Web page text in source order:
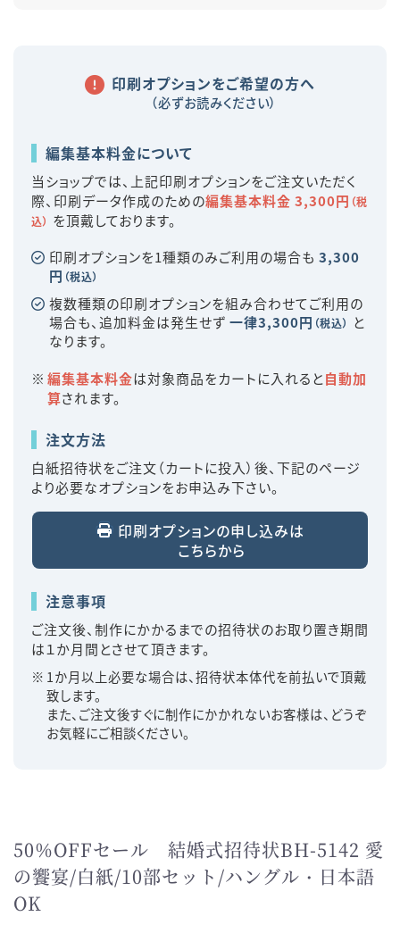
印刷オプションをご希望の方へ
（必ずお読みください）
編集基本料金について
当ショップでは、上記印刷オプションをご注文いただく
際、印刷データ作成のための編集基本料金 3,300円 （税
込） を頂戴しております。
印刷オプションを1種類のみご利用の場合も 3,300
円 （税込）
複数種類の印刷オプションを組み合わせてご利用の
場合も、追加料金は発生せず 一律3,300円 （税込） と
なります。
編集基本料金は対象商品をカートに入れると自動加
算されます。
注文方法
白紙招待状をご注文（カートに投入）後、下記のページ
より必要なオプションをお申込み下さい。
印刷オプションの申し込みは
こちらから
注意事項
ご注文後、制作にかかるまでの招待状のお取り置き期間
は１か月間とさせて頂きます。
1か月以上必要な場合は、招待状本体代を前払いで頂戴
致します。
また、ご注文後すぐに制作にかかれないお客様は、どうぞ
お気軽にご相談ください。
50％OFFセール 結婚式招待状BH-5142 愛
の饗宴/白紙/10部セット/ハングル・日本語
OK